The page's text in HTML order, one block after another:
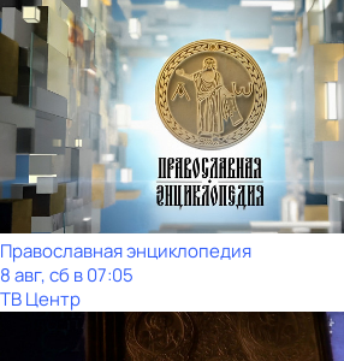
Православная энциклопедия
8 авг, сб в 07:05
ТВ Центр